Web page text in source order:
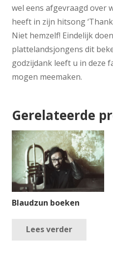
wel eens afgevraagd over
heeft in zijn hitsong ‘Thank
Niet hemzelf! Eindelijk
plattelandsjongens dit
godzijdank leeft u in deze
mogen meemaken.
Gerelateerde
Blaudzun boeken
Lees verder